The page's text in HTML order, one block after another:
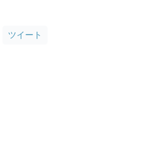
ツイート